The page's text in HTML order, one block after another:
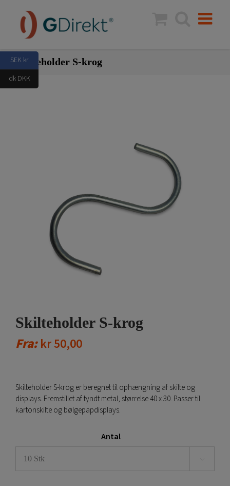
content
Skilteholder S-krog
Skilteholder S-krog
Fra:kr50,00
Skilteholder S-krog er beregnet til ophængning af skilte og
displays. Fremstillet af tyndt metal, størrelse 40 x 30. Passer til
kartonskilte og bølgepapdisplays.
Antal
SEK kr
dk DKK